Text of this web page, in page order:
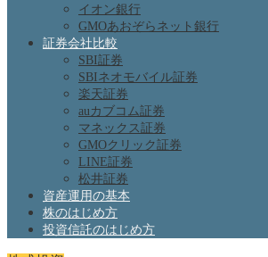
イオン銀行
GMOあおぞらネット銀行
証券会社比較
SBI証券
SBIネオモバイル証券
楽天証券
auカブコム証券
マネックス証券
GMOクリック証券
LINE証券
松井証券
資産運用の基本
株のはじめ方
投資信託のはじめ方